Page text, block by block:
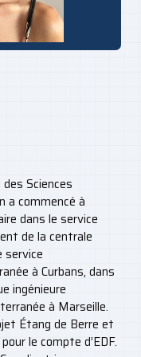
Sciences
a commencé à
dans le service
de la centrale
service
à Curbans, dans
ingénieure
à Marseille.
Étang de Berre et
le compte d’EDF.